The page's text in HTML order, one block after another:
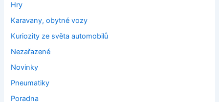
Hry
Karavany, obytné vozy
Kuriozity ze světa automobilů
Nezařazené
Novinky
Pneumatiky
Poradna